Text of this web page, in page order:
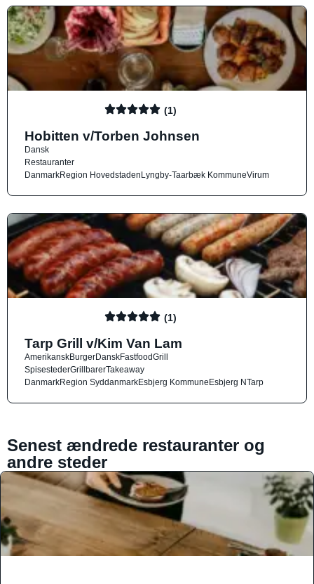
(1)
Hobitten v/Torben Johnsen
Dansk
Restauranter
DanmarkRegion HovedstadenLyngby-Taarbæk KommuneVirum
(1)
Tarp Grill v/Kim Van Lam
AmerikanskBurgerDanskFastfoodGrill
SpisestederGrillbarerTakeaway
DanmarkRegion SyddanmarkEsbjerg KommuneEsbjerg NTarp
Senest ændrede restauranter og
andre steder